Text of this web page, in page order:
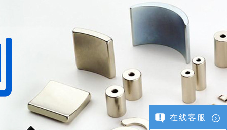
在线客服